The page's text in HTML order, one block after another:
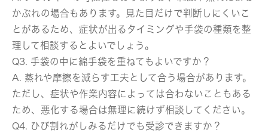
かぶれの場合もあります。見た目だけで判断しにくいこ
とがあるため、症状が出るタイミングや手袋の種類を整
理して相談するとよいでしょう。
Q3. 手袋の中に綿手袋を重ねてもよいですか？
A. 蒸れや摩擦を減らす工夫として合う場合があります。
ただし、症状や作業内容によっては合わないこともある
ため、悪化する場合は無理に続けず相談してください。
Q4. ひび割れがしみるだけでも受診できますか？